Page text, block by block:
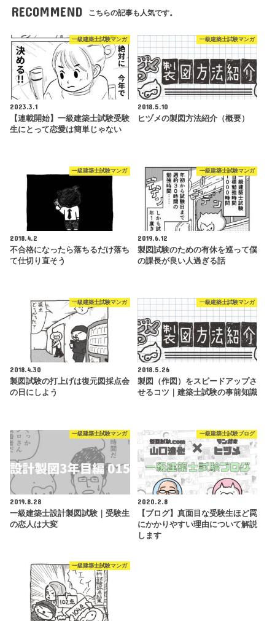
RECOMMEND こちらの記事も人気です。
一級建築士試験マンガ
2023.3.1
【連載開始】一級建築士試験受験
生にとって恋愛は簡単じゃない
一級建築士試験マンガ
2018.5.10
ヒヅメの製図方法紹介（概要）
一級建築士試験マンガ
2018.4.2
不合格になったら落ちるだけ落ち
て仕切り直そう
一級建築士試験マンガ
2019.6.12
製図試験のための有休を巡って僕
の課長が良い人過ぎる話
一級建築士試験マンガ
2018.4.30
製図試験の打上げは復元図採点会
の日にしよう
一級建築士試験マンガ
2018.5.26
製図（作図）をスピードアップさ
せるコツ｜建築士試験の事前知識
一級建築士試験マンガ
2019.8.28
一級建築士設計製図試験｜受験生
の恋人は大変
一級建築士試験ブログ
2020.2.8
【ブログ】真面目な受験生ほど罠
にかかりやすい理由について解説
します
一級建築士試験マンガ